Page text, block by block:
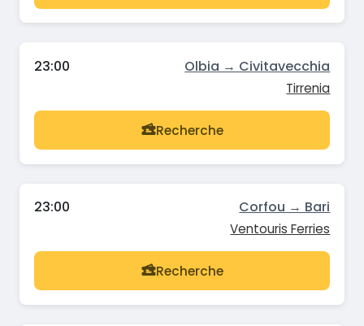
23:00 Olbia → Civitavecchia
Tirrenia
Recherche
23:00 Corfou → Bari
Ventouris Ferries
Recherche